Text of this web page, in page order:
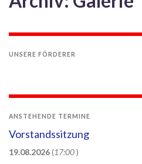
UNSERE FÖRDERER
ANSTEHENDE TERMINE
Vorstandssitzung
19.08.2026(17:00)